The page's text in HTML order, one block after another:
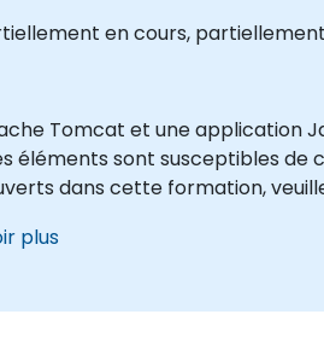
en cours,
Tomcat et une application
éléments sont susceptibles de
dans cette formation,
plus